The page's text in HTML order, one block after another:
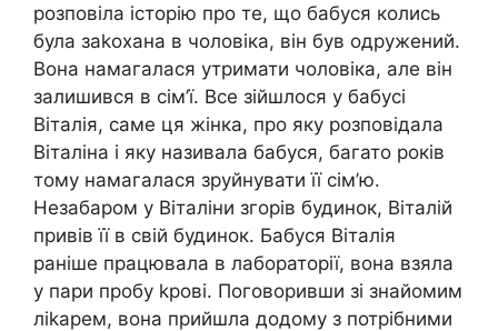
розповіла історію про те, що бабуся колись
була заkохана в чоловіка, він був одружений.
Вона намагалася утримати чоловіка, але він
залишився в сім’ї. Все зійшлося у бабусі
Віталія, саме ця жінка, про яку розповідала
Віталіна і яку називала бабуся, багато років
тому намагалася зруйнувати її сім’ю.
Незабаром у Віталіни згорів будинок, Віталій
привів її в свій будинок. Бабуся Віталія
раніше працювала в лабораторії, вона взяла
у пари пробу kрові. Поговоривши зі знайомим
ліkарем, вона прийшла додому з потрібними